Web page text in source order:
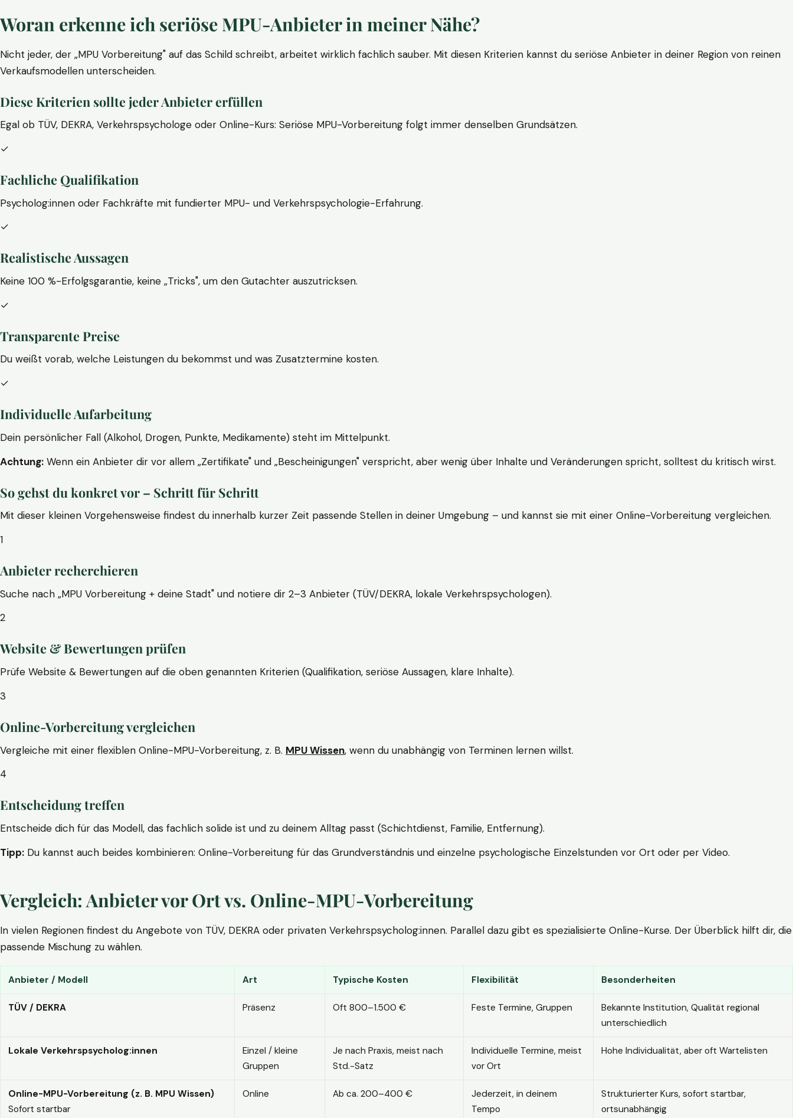
Woran erkenne ich seriöse MPU-Anbieter in meiner Nähe?
Nicht jeder, der „MPU Vorbereitung" auf das Schild schreibt, arbeitet wirklich fachlich sauber. Mit diesen Kriterien kannst du seriöse Anbieter in deiner Region von reinen
Verkaufsmodellen unterscheiden.
Diese Kriterien sollte jeder Anbieter erfüllen
Egal ob TÜV, DEKRA, Verkehrspsychologe oder Online-Kurs: Seriöse MPU-Vorbereitung folgt immer denselben Grundsätzen.
✓
Fachliche Qualifikation
Psycholog:innen oder Fachkräfte mit fundierter MPU- und Verkehrspsychologie-Erfahrung.
✓
Realistische Aussagen
Keine 100 %-Erfolgsgarantie, keine „Tricks", um den Gutachter auszutricksen.
✓
Transparente Preise
Du weißt vorab, welche Leistungen du bekommst und was Zusatztermine kosten.
✓
Individuelle Aufarbeitung
Dein persönlicher Fall (Alkohol, Drogen, Punkte, Medikamente) steht im Mittelpunkt.
Achtung: Wenn ein Anbieter dir vor allem „Zertifikate" und „Bescheinigungen" verspricht, aber wenig über Inhalte und Veränderungen spricht, solltest du kritisch wirst.
So gehst du konkret vor – Schritt für Schritt
Mit dieser kleinen Vorgehensweise findest du innerhalb kurzer Zeit passende Stellen in deiner Umgebung – und kannst sie mit einer Online-Vorbereitung vergleichen.
1
Anbieter recherchieren
Suche nach „MPU Vorbereitung + deine Stadt" und notiere dir 2–3 Anbieter (TÜV/DEKRA, lokale Verkehrspsychologen).
2
Website & Bewertungen prüfen
Prüfe Website & Bewertungen auf die oben genannten Kriterien (Qualifikation, seriöse Aussagen, klare Inhalte).
3
Online-Vorbereitung vergleichen
Vergleiche mit einer flexiblen Online-MPU-Vorbereitung, z. B. MPU Wissen, wenn du unabhängig von Terminen lernen willst.
4
Entscheidung treffen
Entscheide dich für das Modell, das fachlich solide ist und zu deinem Alltag passt (Schichtdienst, Familie, Entfernung).
Tipp: Du kannst auch beides kombinieren: Online-Vorbereitung für das Grundverständnis und einzelne psychologische Einzelstunden vor Ort oder per Video.
Vergleich: Anbieter vor Ort vs. Online-MPU-Vorbereitung
In vielen Regionen findest du Angebote von TÜV, DEKRA oder privaten Verkehrspsycholog:innen. Parallel dazu gibt es spezialisierte Online-Kurse. Der Überblick hilft dir, die
passende Mischung zu wählen.
Anbieter / Modell Art Typische Kosten Flexibilität Besonderheiten
TÜV / DEKRA Präsenz Oft 800–1.500 € Feste Termine, Gruppen
Bekannte Institution, Qualität regional
unterschiedlich
Lokale Verkehrspsycholog:innen
Einzel / kleine
Gruppen
Je nach Praxis, meist nach
Std.-Satz
Individuelle Termine, meist
vor Ort
Hohe Individualität, aber oft Wartelisten
Online-MPU-Vorbereitung (z. B. MPU Wissen)
Sofort startbar
Online Ab ca. 200–400 €
Jederzeit, in deinem
Tempo
Strukturierter Kurs, sofort startbar,
ortsunabhängig